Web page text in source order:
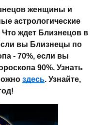
женщины и
астрологические
ждет Близнецов в
вы Близнецы по
- 70%, если вы
90%. Узнать
здесь. Узнайте,